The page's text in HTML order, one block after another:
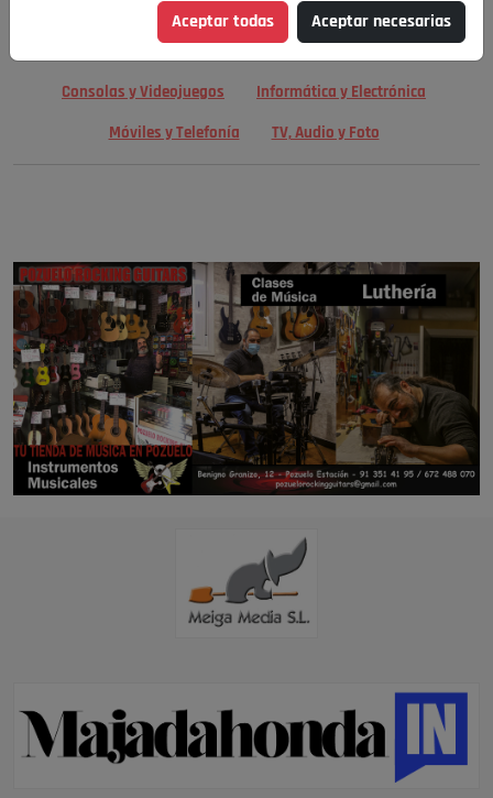
Cine, Libros y Música Coleccionismo
Consolas y Videojuegos Informática y Electrónica
Móviles y Telefonía TV, Audio y Foto
Aceptar todas Aceptar necesarias